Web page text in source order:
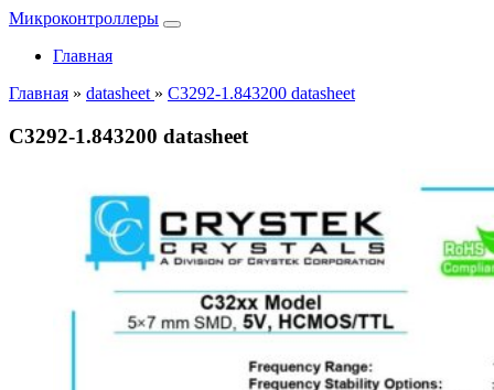
Микроконтроллеры
Главная
Главная » datasheet » C3292-1.843200 datasheet
C3292-1.843200 datasheet